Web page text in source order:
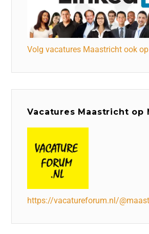
Volg vacatures Maastricht ook
Vacatures Maastricht op
https://vacatureforum.nl/